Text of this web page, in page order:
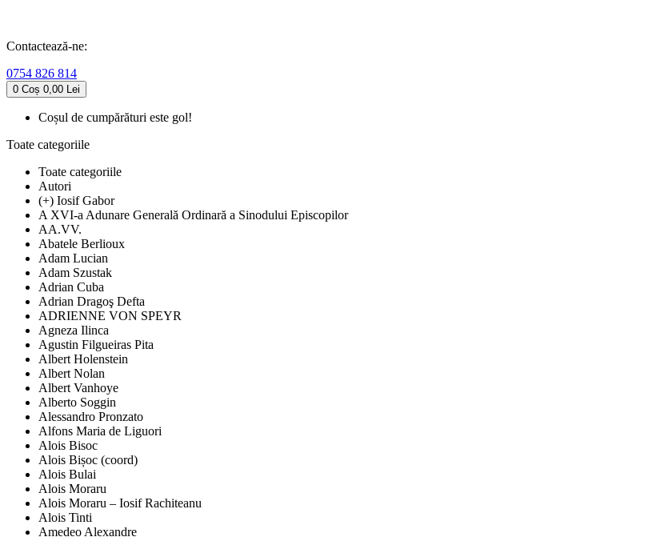
Contactează-ne:
0754 826 814
0 Coș 0,00 Lei
Coșul de cumpărături este gol!
Toate categoriile
Toate categoriile
Autori
(+) Iosif Gabor
A XVI-a Adunare Generală Ordinară a Sinodului Episcopilor
AA.VV.
Abatele Berlioux
Adam Lucian
Adam Szustak
Adrian Cuba
Adrian Dragoş Defta
ADRIENNE VON SPEYR
Agneza Ilinca
Agustin Filgueiras Pita
Albert Holenstein
Albert Nolan
Albert Vanhoye
Alberto Soggin
Alessandro Pronzato
Alfons Maria de Liguori
Alois Bisoc
Alois Bișoc (coord)
Alois Bulai
Alois Moraru
Alois Moraru – Iosif Rachiteanu
Alois Tinti
Amedeo Alexandre